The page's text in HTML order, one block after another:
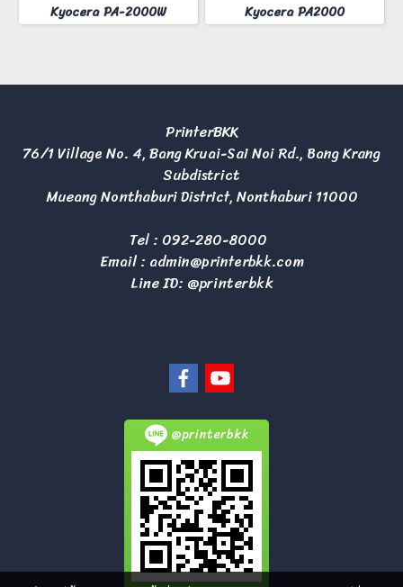
Kyocera PA-2000W Kyocera PA2000
PrinterBKK
76/1 Village No. 4, Bang Kruai-Sai Noi Rd., Bang Krang
Subdistrict
Mueang Nonthaburi District, Nonthaburi 11000
Tel : 092-280-8000
Email : admin@printerbkk.com
Line ID: @printerbkk
@printerbkk